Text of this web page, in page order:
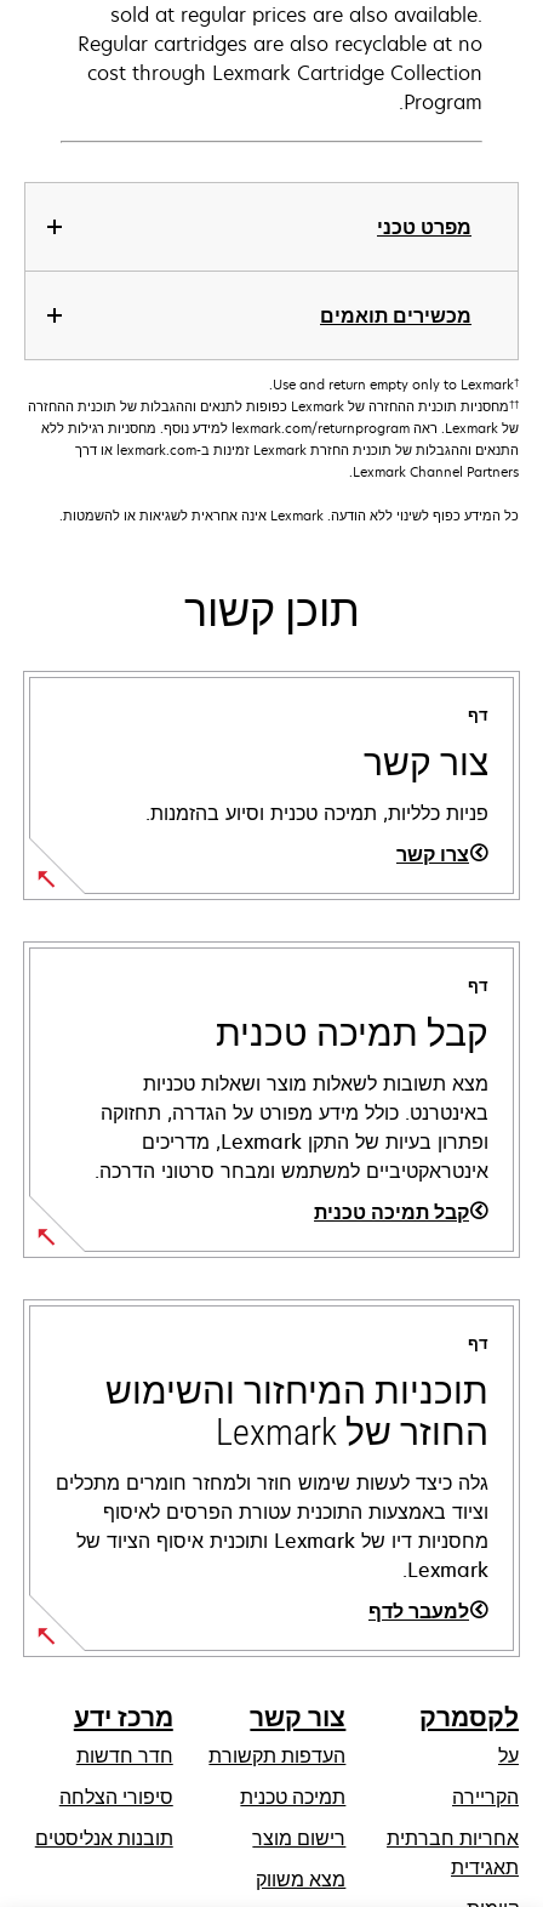
מפרט טכני
מכשירים תואמים
sold at regular prices are also available.
Regular cartridges are also recyclable at no
cost through Lexmark Cartridge Collection
Program.
†
Use and return empty only to Lexmark.
††
מחסניות תוכנית ההחזרה של Lexmark כפופות לתנאים וההגבלות של תוכנית ההחזרה
של Lexmark. ראה lexmark.com/returnprogram למידע נוסף. מחסניות רגילות ללא
התנאים וההגבלות של תוכנית החזרת Lexmark זמינות ב-lexmark.com או דרך
Lexmark Channel Partners.
כל המידע כפוף לשינוי ללא הודעה. Lexmark אינה אחראית לשגיאות או להשמטות.
תוכן קשור
דף
צור קשר
פניות כלליות, תמיכה טכנית וסיוע בהזמנות.
צרו קשר
דף
קבל תמיכה טכנית
מצא תשובות לשאלות מוצר ושאלות טכניות
באינטרנט. כולל מידע מפורט על הגדרה, תחזוקה
ופתרון בעיות של התקן Lexmark, מדריכים
אינטראקטיביים למשתמש ומבחר סרטוני הדרכה.
קבל תמיכה טכנית
opens
in
new
tab
דף
תוכניות המיחזור והשימוש
החוזר של Lexmark
גלה כיצד לעשות שימוש חוזר ולמחזר חומרים מתכלים
וציוד באמצעות התוכנית עטורת הפרסים לאיסוף
מחסניות דיו של Lexmark ותוכנית איסוף הציוד של
Lexmark.
למעבר לדף
לקסמרק
על
הקריירה
אחריות חברתית
תאגידיתopens
צור קשר
העדפות תקשורת
תמיכה טכניתopens
רישום מוצר
מצא משווק
מרכז ידע
חדר חדשות
סיפורי הצלחה
תובנות אנליסטים